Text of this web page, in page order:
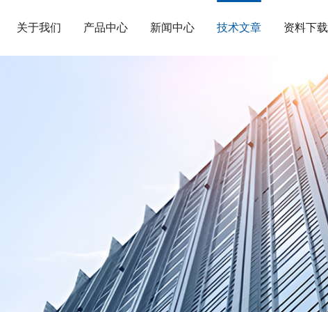
关于我们 产品中心 新闻中心 技术文章 资料下载